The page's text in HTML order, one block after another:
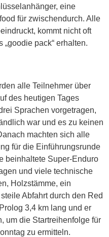
eine
für zwischendurch. Alle
kommt nicht oft
pack“ erhalten.
alle Teilnehmer über
des heutigen Tages
Sprachen vorgetragen,
war und es zu keinen
machten sich alle
für die Einführungsrunde
beinhaltete Super-Enduro
und viele technische
Holzstämme, ein
Abfahrt durch den Red
3,4 km lang und er
um die Startreihenfolge für
zu ermitteln.